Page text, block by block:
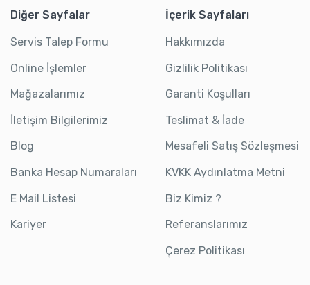
Diğer Sayfalar
Servis Talep Formu
Online İşlemler
Mağazalarımız
İletişim Bilgilerimiz
Blog
Banka Hesap Numaraları
E Mail Listesi
Kariyer
İçerik Sayfaları
Hakkımızda
Gizlilik Politikası
Garanti Koşulları
Teslimat & İade
Mesafeli Satış Sözleşmesi
KVKK Aydınlatma Metni
Biz Kimiz ?
Referanslarımız
Çerez Politikası